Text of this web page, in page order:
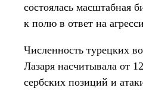
состоялась масштабная
к полю в ответ на
Численность турецких
Лазаря насчитывала от
сербских позиций и